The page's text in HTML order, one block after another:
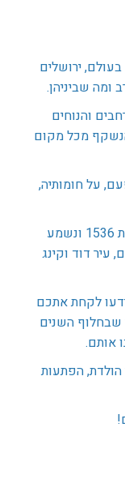
ירושלים
ומה שביניהן.
והנוחים
הנשקף מכל מקום
על חומותיה,
אנו נסע סביב החומה העתיקה שנבנתה בשנת 1536 ונשמע
עיר דוד וקינג
לקחת אתכם
שבחלוף השנים
אותם.
הולדת, הפתעות